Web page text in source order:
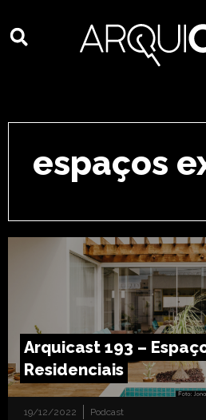
espaços
Arquicast 193 –
Residenciais
19/12/2022 Podcast